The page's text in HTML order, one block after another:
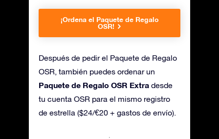
¡Ordena el Paquete de Regalo
OSR!
Después de pedir el Paquete de Regalo
OSR, también puedes ordenar un
Paquete de Regalo OSR Extra desde
tu cuenta OSR para el mismo registro
de estrella ($24/€20 + gastos de envío).